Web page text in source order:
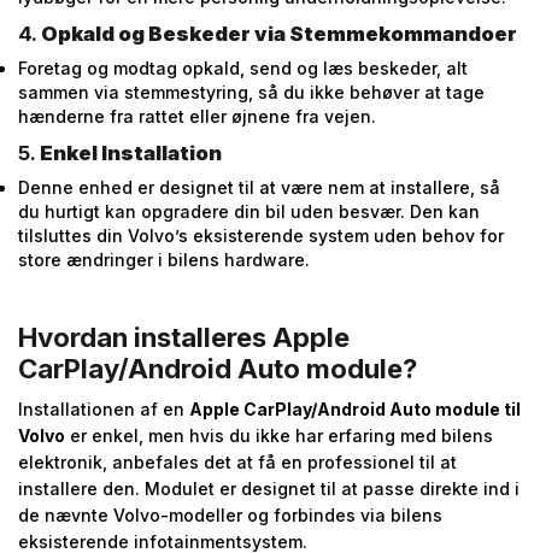
4. Opkald og Beskeder via Stemmekommandoer
Foretag og modtag opkald, send og læs beskeder, alt
sammen via stemmestyring, så du ikke behøver at tage
hænderne fra rattet eller øjnene fra vejen.
5. Enkel Installation
Denne enhed er designet til at være nem at installere, så
du hurtigt kan opgradere din bil uden besvær. Den kan
tilsluttes din Volvo’s eksisterende system uden behov for
store ændringer i bilens hardware.
Hvordan installeres Apple
CarPlay/Android Auto module?
Installationen af en Apple CarPlay/Android Auto module til
Volvo er enkel, men hvis du ikke har erfaring med bilens
elektronik, anbefales det at få en professionel til at
installere den. Modulet er designet til at passe direkte ind i
de nævnte Volvo-modeller og forbindes via bilens
eksisterende infotainmentsystem.